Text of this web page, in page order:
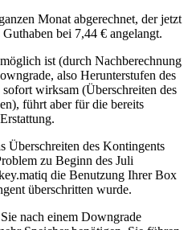
Monat abgerechnet, der jetzt
bei 7,44 € angelangt.
ist (durch Nachberechnung
also Herunterstufen des
wirksam (Überschreiten des
führt aber für die bereits
Überschreiten des Kontingents
zu Beginn des Juli
die Benutzung Ihrer Box
über­schrit­ten wurde.
nach einem Downgrade